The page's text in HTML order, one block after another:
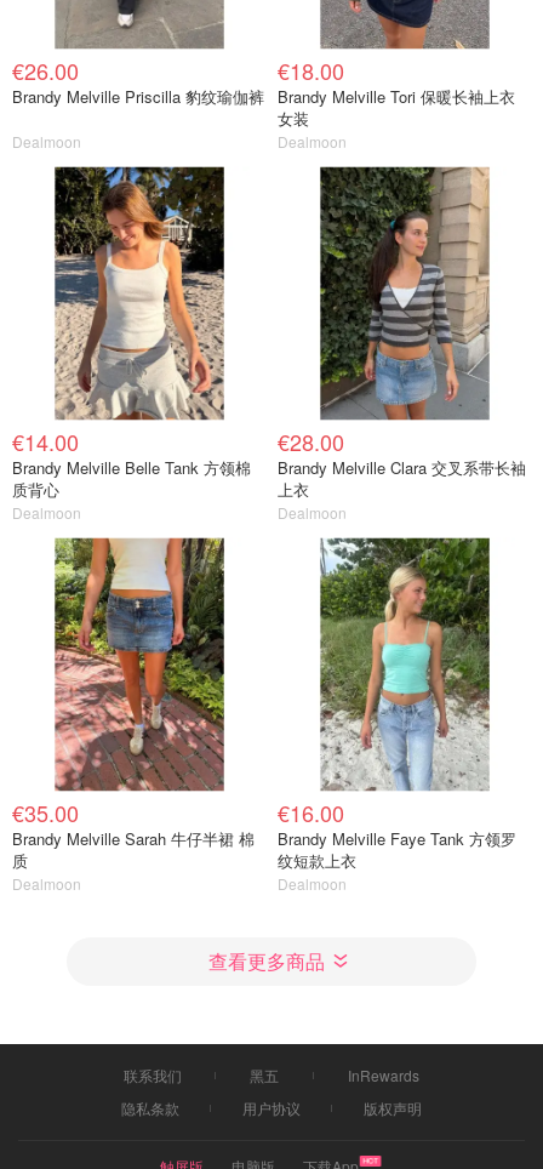
€26.00
Brandy Melville Priscilla 豹纹瑜伽裤
Dealmoon
€18.00
Brandy Melville Tori 保暖长袖上衣
女装
Dealmoon
€14.00
Brandy Melville Belle Tank 方领棉
质背心
Dealmoon
€28.00
Brandy Melville Clara 交叉系带长袖
上衣
Dealmoon
€35.00
Brandy Melville Sarah 牛仔半裙 棉
质
Dealmoon
€16.00
Brandy Melville Faye Tank 方领罗
纹短款上衣
Dealmoon
查看更多商品
联系我们 黑五
InRewards
隐私条款
用户协议 版权声明